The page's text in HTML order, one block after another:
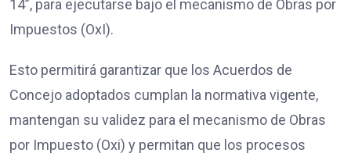
14”, para ejecutarse bajo el mecanismo de Obras por
Impuestos (OxI).
Esto permitirá garantizar que los Acuerdos de
Concejo adoptados cumplan la normativa vigente,
mantengan su validez para el mecanismo de Obras
por Impuesto (Oxi) y permitan que los procesos